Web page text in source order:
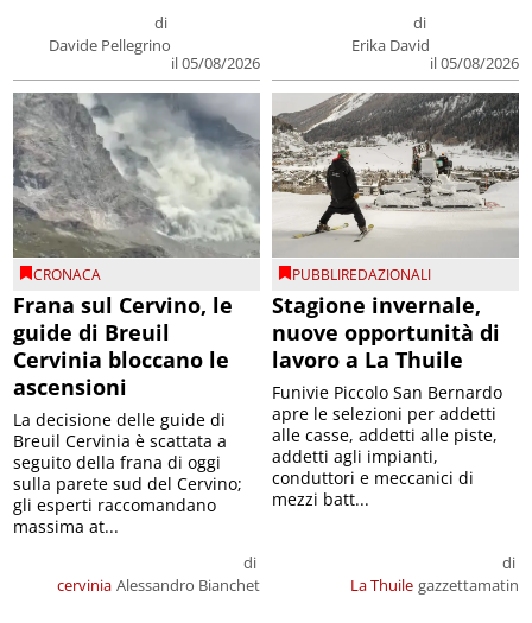
di
Davide Pellegrino
il 05/08/2026
di
Erika David
il 05/08/2026
CRONACA
Frana sul Cervino, le
guide di Breuil
Cervinia bloccano le
ascensioni
cervinia
di
Alessandro Bianchet
La decisione delle guide di
Breuil Cervinia è scattata a
seguito della frana di oggi
sulla parete sud del Cervino;
gli esperti raccomandano
massima at...
PUBBLIREDAZIONALI
Stagione invernale,
nuove opportunità di
lavoro a La Thuile
La Thuile
di
gazzettamatin
Funivie Piccolo San Bernardo
apre le selezioni per addetti
alle casse, addetti alle piste,
addetti agli impianti,
conduttori e meccanici di
mezzi batt...